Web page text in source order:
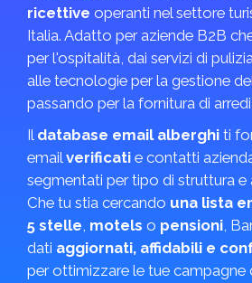
ricettive operanti nel settore
Italia. Adatto per aziende B2B
per l'ospitalità, dai servizi di
alle tecnologie per la gestione
passando per la fornitura di
Il database email alberghi ti
emailverificati e contatti
segmentati per tipo di struttura e
Che tu stia cercando una lista
5 stelle, motels o pensioni,
dati aggiornati, affidabili e
per ottimizzare le tue campagne